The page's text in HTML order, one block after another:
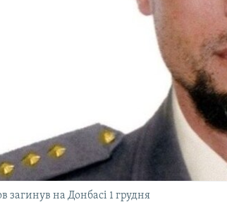
загинув на Донбасі 1 грудня